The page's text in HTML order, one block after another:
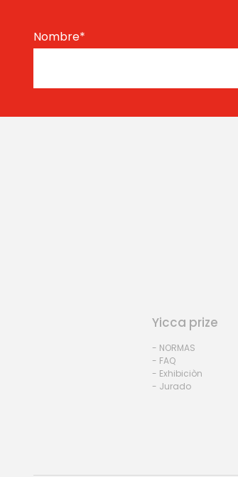
Nombre*
Yicca prize
- NORMAS
- FAQ
- Exhibiciòn
- Jurado